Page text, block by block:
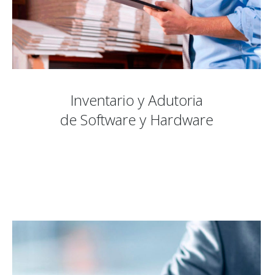
Inventario y Adutoria
de Software y Hardware